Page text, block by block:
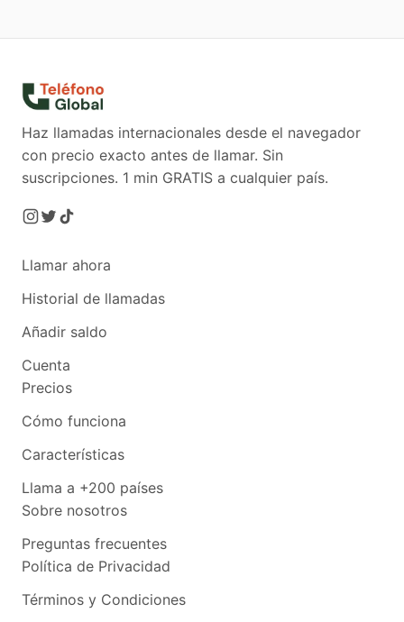
Haz llamadas internacionales desde el navegador
con precio exacto antes de llamar. Sin
suscripciones. 1 min GRATIS a cualquier país.
Llamar ahora
Historial de llamadas
Añadir saldo
Cuenta
Precios
Cómo funciona
Características
Llama a +200 países
Sobre nosotros
Preguntas frecuentes
Política de Privacidad
Términos y Condiciones